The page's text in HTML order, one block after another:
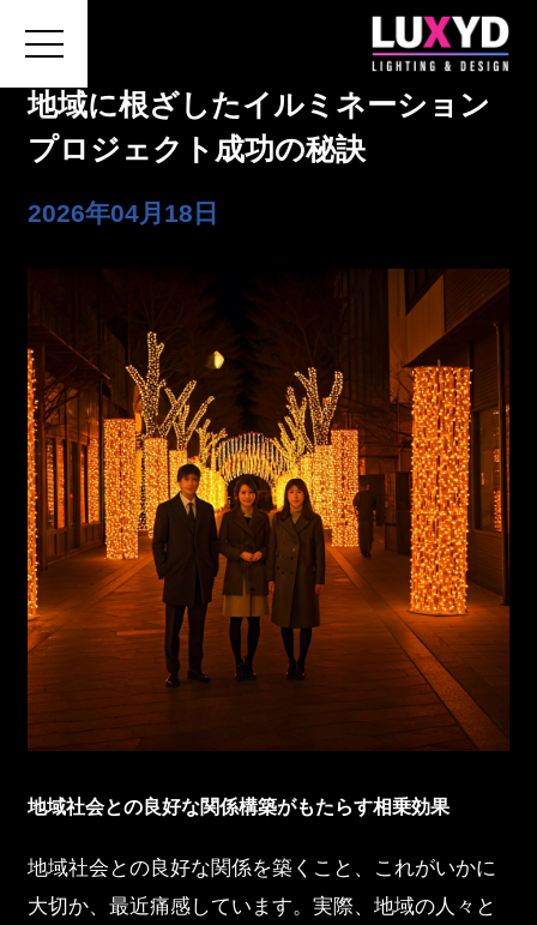
ホーム
施工の費用・流れ
会社概要
お問い合わせ
地域に根ざしたイルミネーション
プロジェクト成功の秘訣
2026年04月18日
地域社会との良好な関係構築がもたらす相乗効果
地域社会との良好な関係を築くこと、これがいかに
大切か、最近痛感しています。実際、地域の人々と